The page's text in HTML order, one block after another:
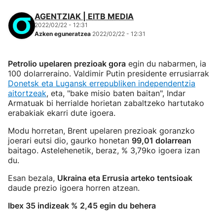
AGENTZIAK | EITB MEDIA
2022/02/22 - 12:31
Azken eguneratzea 2022/02/22 - 12:31
Petrolio upelaren prezioak gora egin du nabarmen, ia
100 dolarreraino. Valdimir Putin presidente errusiarrak
Donetsk eta Lugansk errepubliken independentzia
aitortzeak, eta, "bake misio baten baitan", Indar
Armatuak bi herrialde horietan zabaltzeko hartutako
erabakiak ekarri dute igoera.
Modu horretan, Brent upelaren prezioak goranzko
joerari eutsi dio, gaurko honetan 99,01 dolarrean
baitago. Astelehenetik, beraz, % 3,79ko igoera izan
du.
Esan bezala, Ukraina eta Errusia arteko tentsioak
daude prezio igoera horren atzean.
Ibex 35 indizeak % 2,45 egin du behera